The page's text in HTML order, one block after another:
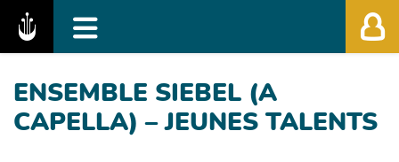
Fédération des Festivals de Musique
ENSEMBLE SIEBEL (A
CAPELLA) – JEUNES TALENTS